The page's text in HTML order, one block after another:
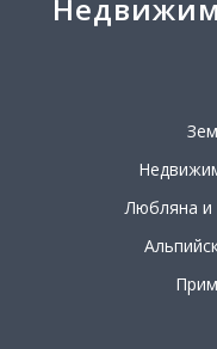
Любляна и